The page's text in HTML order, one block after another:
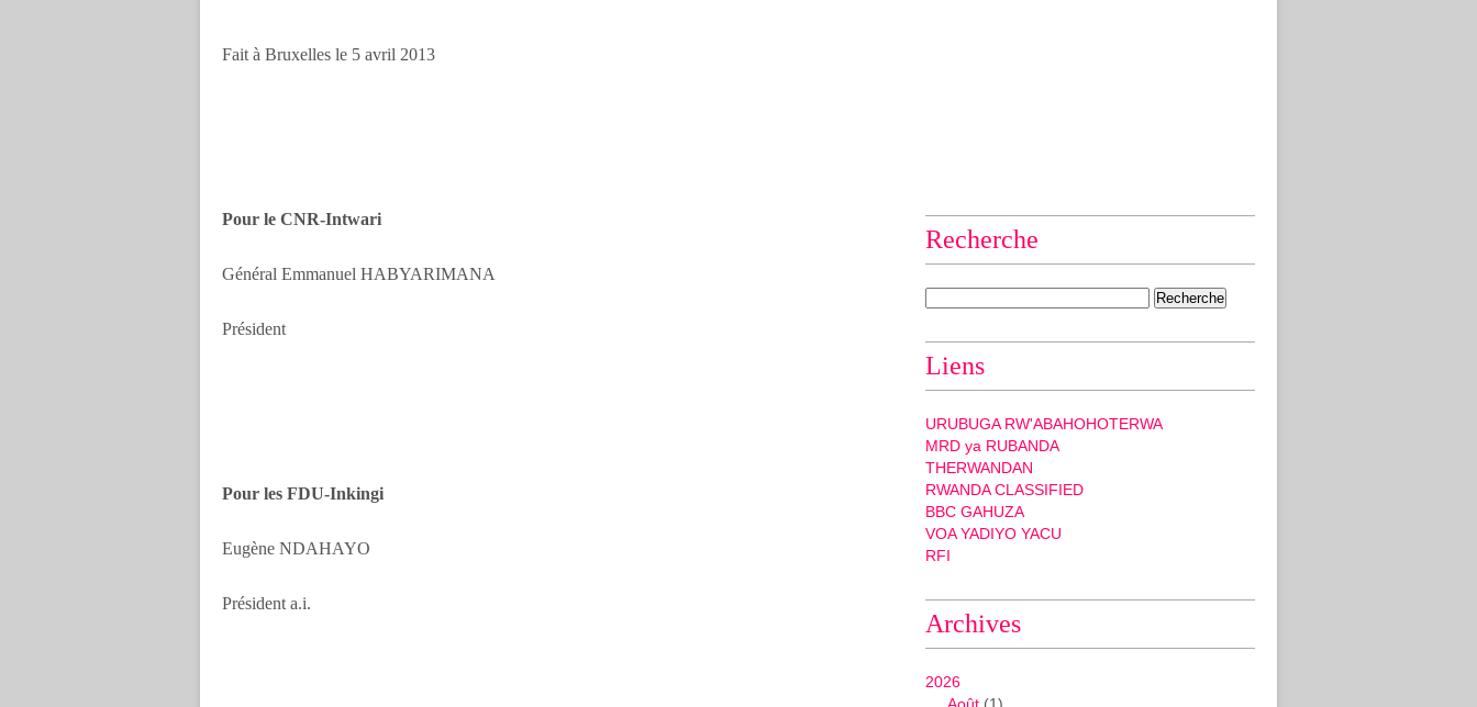
Fait à Bruxelles le 5 avril 2013
Pour le CNR-Intwari
Général Emmanuel HABYARIMANA
Président
Pour les FDU-Inkingi
Eugène NDAHAYO
Président a.i.
Recherche
Liens
URUBUGA RW'ABAHOHOTERWA
MRD ya RUBANDA
THERWANDAN
RWANDA CLASSIFIED
BBC GAHUZA
VOA YADIYO YACU
RFI
Archives
2026